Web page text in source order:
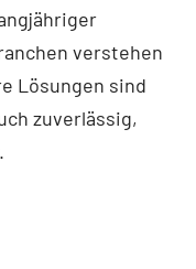
verstehen
Lösungen sind
zuverlässig,